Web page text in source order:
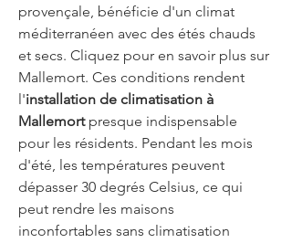
provençale, bénéficie d'un climat
méditerranéen avec des étés chauds
et secs. Cliquez pour en savoir plus sur
Mallemort. Ces conditions rendent
l'installation de climatisation à
Mallemort presque indispensable
pour les résidents. Pendant les mois
d'été, les températures peuvent
dépasser 30 degrés Celsius, ce qui
peut rendre les maisons
inconfortables sans climatisation